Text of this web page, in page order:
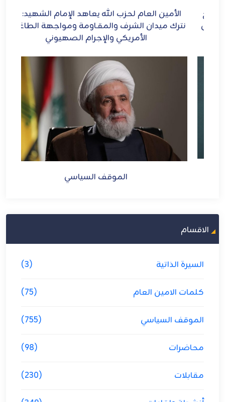
الأمين العام لحزب الله يعاهد الإمام الشهيد: لن
نترك ميدان الشرف والمقـاومة ومواجهة الطاغوت
الأمريكي والإجرام الصهيوني
الموقف السياسي
الاقسام
السيرة الذاتية (3)
كلمات الامين العام (75)
الموقف السياسي (755)
محاضرات (98)
مقابلات (230)